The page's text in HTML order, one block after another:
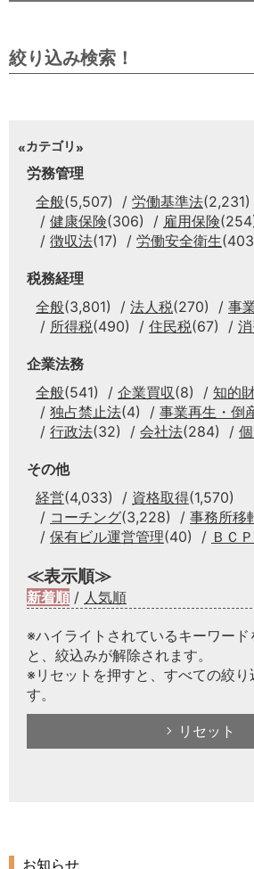
絞り込み検索！
カテゴリ
労務管理
全般(5,507) 労働基準法(2,231)
健康保険(306) 雇用保険
徴収法(17) 労働安全衛生
税務経理
全般(3,801) 法人税(270) 事
所得税(490) 住民税(67)
企業法務
全般(541) 企業買収(8) 知的
独占禁止法(4) 事業再生・倒
行政法(32) 会社法(284)
その他
経営(4,033) 資格取得(1,570)
コーチング(3,228) 事務所移
保有ビル運営管理(40) ＢＣ
≪表示順≫
新着順 / 人気順
※ハイライトされているキーワード
と、絞込みが解除されます。
※リセットを押すと、すべての絞り
す。
リセット
お知らせ